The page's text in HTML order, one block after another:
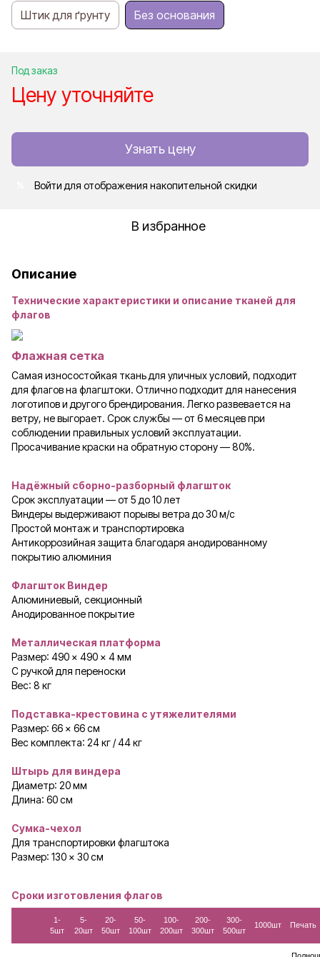
Штик для ґрунту Без основания
Под заказ
Цену уточняйте
Узнать цену
Войти для отображения накопительной скидки
В избранное
Описание
Технические характеристики и описание тканей для
флагов
Флажная сетка
Самая износостойкая ткань для уличных условий, подходит
для флагов на флагштоки. Отлично подходит для нанесения
логотипов и другого брендирования. Легко развевается на
ветру, не выгорает. Срок службы — от 6 месяцев при
соблюдении правильных условий эксплуатации.
Просачивание краски на обратную сторону — 80%.
Надёжный сборно-разборный флагшток
Срок эксплуатации — от 5 до 10 лет
Виндеры выдерживают порывы ветра до 30 м/с
Простой монтаж и транспортировка
Антикоррозийная защита благодаря анодированному
покрытию алюминия
Флагшток Виндер
Алюминиевый, секционный
Анодированное покрытие
Металлическая платформа
Размер: 490 × 490 × 4 мм
С ручкой для переноски
Вес: 8 кг
Подставка-крестовина с утяжелителями
Размер: 66 × 66 см
Вес комплекта: 24 кг / 44 кг
Штырь для виндера
Диаметр: 20 мм
Длина: 60 см
Сумка-чехол
Для транспортировки флагштока
Размер: 130 × 30 см
Сроки изготовления флагов
1-
5шт
5-
20шт
20-
50шт
50-
100шт
100-
200шт
200-
300шт
300-
500шт
1000шт Печать